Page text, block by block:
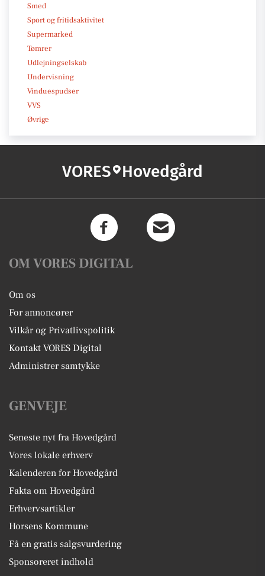
Smed
Sport og fritidsaktivitet
Supermarked
Tømrer
Udlejningselskab
Undervisning
Vinduespudser
VVS
Øvrige
VORES Hovedgård
OM VORES DIGITAL
Om os
For annoncører
Vilkår og Privatlivspolitik
Kontakt VORES Digital
Administrer samtykke
GENVEJE
Seneste nyt fra Hovedgård
Vores lokale erhverv
Kalenderen for Hovedgård
Fakta om Hovedgård
Erhvervsartikler
Horsens Kommune
Få en gratis salgsvurdering
Sponsoreret indhold